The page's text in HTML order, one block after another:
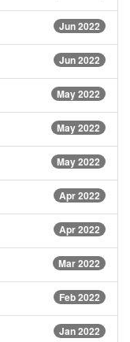
Jun 2022
Jun 2022
May 2022
May 2022
May 2022
Apr 2022
Apr 2022
Mar 2022
Feb 2022
Jan 2022